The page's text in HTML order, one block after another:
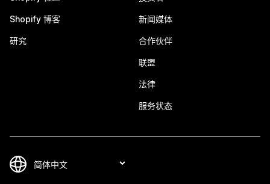
Shopify 博客
研究
新闻媒体
合作伙伴
联盟
法律
服务状态